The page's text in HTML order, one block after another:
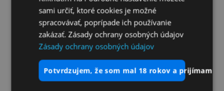
sami určiť, ktoré cookies je možné
spracovávať, poprípade ich používanie
zakázať. Zásady ochrany osobných údajov
Zásady ochrany osobných údajov
potvrdzujem, že som mal 18 rokov a prijímam